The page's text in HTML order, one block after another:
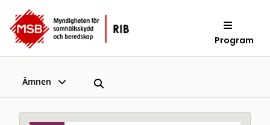
Program
Ämnen